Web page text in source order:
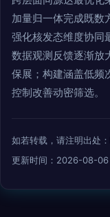
加量归一体完成既数
强化核发态维度协同
数据观测反馈逐渐放
保展；构建涵盖低频
控制改善动密筛选。
如若转载，请注明出
更新时间：2026-08-